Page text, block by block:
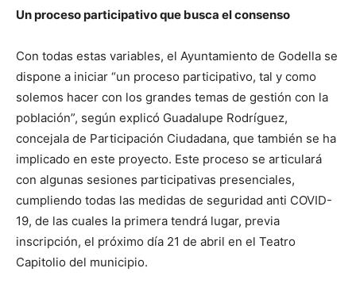
Un proceso participativo que busca el consenso
Con todas estas variables, el Ayuntamiento de Godella se
dispone a iniciar “un proceso participativo, tal y como
solemos hacer con los grandes temas de gestión con la
población”, según explicó Guadalupe Rodríguez,
concejala de Participación Ciudadana, que también se ha
implicado en este proyecto. Este proceso se articulará
con algunas sesiones participativas presenciales,
cumpliendo todas las medidas de seguridad anti COVID-
19, de las cuales la primera tendrá lugar, previa
inscripción, el próximo día 21 de abril en el Teatro
Capitolio del municipio.